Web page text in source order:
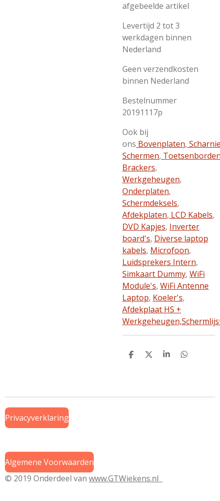
afgebeelde artikel
Levertijd 2 tot 3
werkdagen binnen
Nederland
Geen verzendkosten
binnen Nederland
Bestelnummer
20191117p
Ook bij
ons Bovenplaten,
Schermen,
Brackers,
Werkgeheugen,
Onderplaten,
Schermdeksels,
Afdekplaten, LCD Kabels,
DVD Kapjes, Inverter
board's, Diverse laptop
kabels, Microfoon,
Luidsprekers Intern,
Simkaart Dummy, WiFi
Module's, WiFi Antenne
Laptop, Koeler's,
Afdekplaat HS +
Werkgeheugen,
D
D
S
D
Privacyverklaring
Algemene Voorwaarden
© 2019 Onderdeel van www.GTWiekens.nl